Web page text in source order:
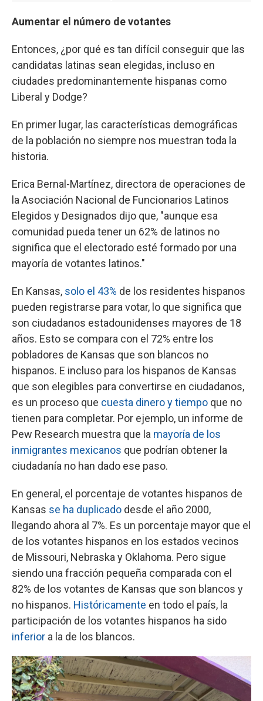
Aumentar el número de votantes
Entonces, ¿por qué es tan difícil conseguir que las
candidatas latinas sean elegidas, incluso en
ciudades predominantemente hispanas como
Liberal y Dodge?
En primer lugar, las características demográficas
de la población no siempre nos muestran toda la
historia.
Erica Bernal-Martínez, directora de operaciones de
la Asociación Nacional de Funcionarios Latinos
Elegidos y Designados dijo que, "aunque esa
comunidad pueda tener un 62% de latinos no
significa que el electorado esté formado por una
mayoría de votantes latinos."
En Kansas, solo el 43% de los residentes hispanos
pueden registrarse para votar, lo que significa que
son ciudadanos estadounidenses mayores de 18
años. Esto se compara con el 72% entre los
pobladores de Kansas que son blancos no
hispanos. E incluso para los hispanos de Kansas
que son elegibles para convertirse en ciudadanos,
es un proceso que cuesta dinero y tiempo que no
tienen para completar. Por ejemplo, un informe de
Pew Research muestra que la mayoría de los
inmigrantes mexicanos que podrían obtener la
ciudadanía no han dado ese paso.
En general, el porcentaje de votantes hispanos de
Kansas se ha duplicado desde el año 2000,
llegando ahora al 7%. Es un porcentaje mayor que el
de los votantes hispanos en los estados vecinos
de Missouri, Nebraska y Oklahoma. Pero sigue
siendo una fracción pequeña comparada con el
82% de los votantes de Kansas que son blancos y
no hispanos. Históricamente en todo el país, la
participación de los votantes hispanos ha sido
inferior a la de los blancos.